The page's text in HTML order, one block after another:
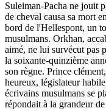
Suleiman-Pacha ne jouit
de cheval causa sa mort
bord de l'Hellespont, un
musulmans. Orkhan,
aimé, ne lui survécut pas
la soixante-quinzième
son règne. Prince
heureux, législateur
écrivains musulmans se
répondait à la grandeur